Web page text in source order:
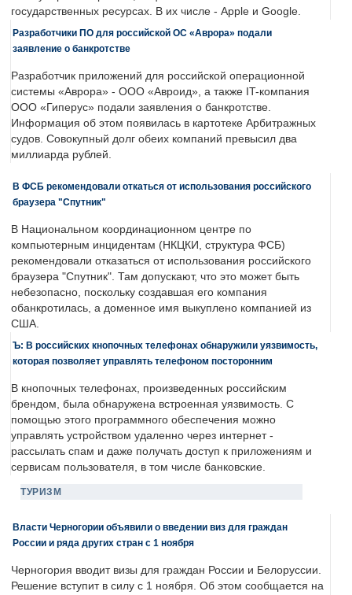
государственных ресурсах. В их числе - Apple и Google.
Разработчики ПО для российской ОС «Аврора» подали
заявление о банкротстве
Разработчик приложений для российской операционной
системы «Аврора» - ООО «Авроид», а также IT-компания
ООО «Гиперус» подали заявления о банкротстве.
Информация об этом появилась в картотеке Арбитражных
судов. Совокупный долг обеих компаний превысил два
миллиарда рублей.
В ФСБ рекомендовали откаться от использования российского
браузера "Спутник"
В Национальном координационном центре по
компьютерным инцидентам (НКЦКИ, структура ФСБ)
рекомендовали отказаться от использования российского
браузера "Спутник". Там допускают, что это может быть
небезопасно, поскольку создавшая его компания
обанкротилась, а доменное имя выкуплено компанией из
США.
Ъ: В российских кнопочных телефонах обнаружили уязвимость,
которая позволяет управлять телефоном посторонним
В кнопочных телефонах, произведенных российским
брендом, была обнаружена встроенная уязвимость. С
помощью этого программного обеспечения можно
управлять устройством удаленно через интернет -
рассылать спам и даже получать доступ к приложениям и
сервисам пользователя, в том числе банковские.
ТУРИЗМ
Власти Черногории объявили о введении виз для граждан
России и ряда других стран с 1 ноября
Черногория вводит визы для граждан России и Белоруссии.
Решение вступит в силу с 1 ноября. Об этом сообщается на